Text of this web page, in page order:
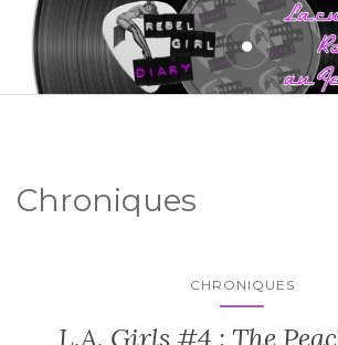
Chroniques
CHRONIQUES
L.A. Girls #4 : The